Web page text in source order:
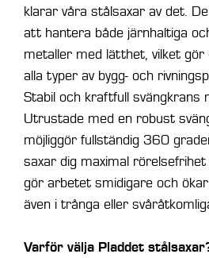
klarar våra stålsaxar av det.
att hantera både järnhaltiga
metaller med lätthet, vilket
alla typer av bygg- och
Stabil och kraftfull svängkrans
Utrustade med en robust
möjliggör fullständig 360
saxar dig maximal
gör arbetet smidigare och
även i trånga eller
Varför välja Pladdet